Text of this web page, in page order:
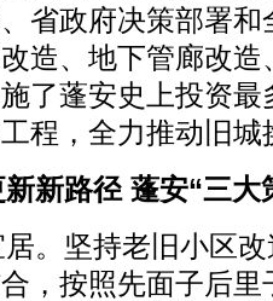
省政府决策部署
造、地下管廊改
了蓬安史上投资
程，全力推动旧城
新路径 蓬安“三大
。坚持老旧小区
，按照先面子后